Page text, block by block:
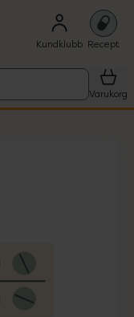
Kundklubb Recept
Varukorg